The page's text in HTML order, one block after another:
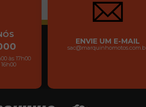
às 17h00
ENVIE UM E-MAIL